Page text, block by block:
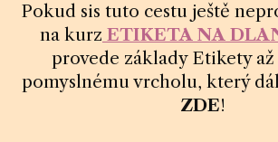
Pokud sis tuto cestu ještě
na kurz ETIKETA NA
provede základy Etikety
pomyslnému vrcholu, který
ZDE!